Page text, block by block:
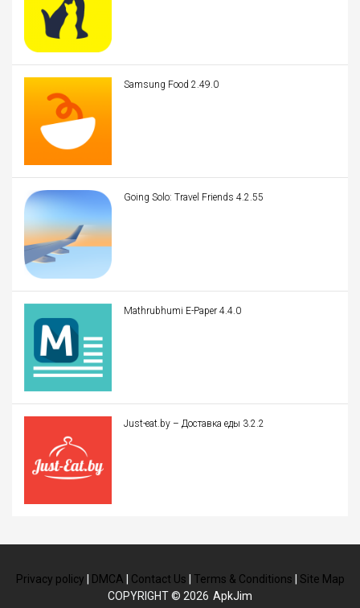
Samsung Food 2.49.0
Going Solo: Travel Friends 4.2.55
Mathrubhumi E-Paper 4.4.0
Just-eat.by – Доставка еды 3.2.2
Privacy policy DMCA Contact Us Terms & Conditions
Site Map
COPYRIGHT © 2026 ApkJim